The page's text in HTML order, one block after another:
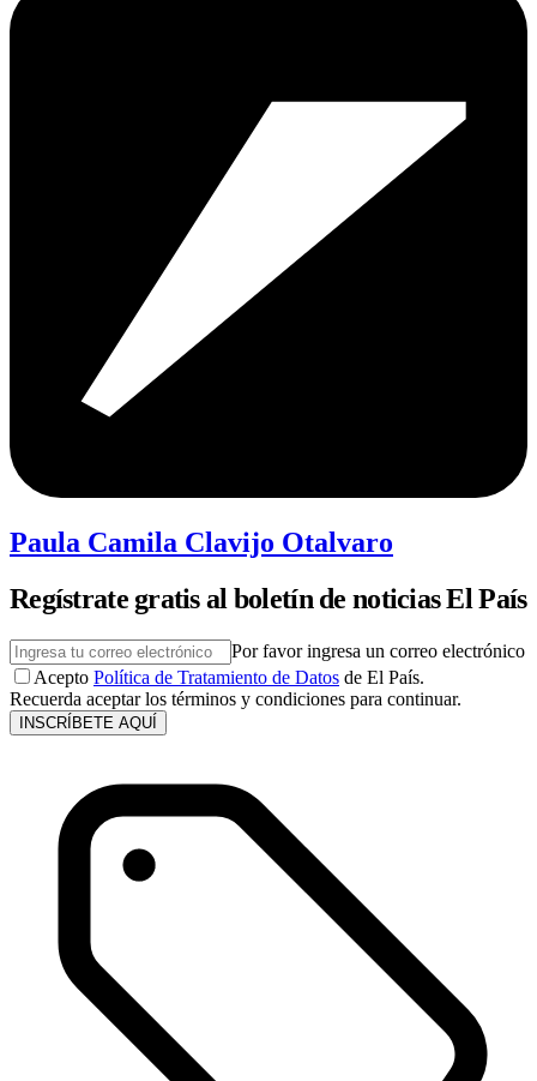
Paula Camila Clavijo Otalvaro
Regístrate gratis al boletín de noticias El País
Por favor ingresa un correo electrónico
Acepto Política de Tratamiento de Datos de El País.
Recuerda aceptar los términos y condiciones para continuar.
INSCRÍBETE AQUÍ